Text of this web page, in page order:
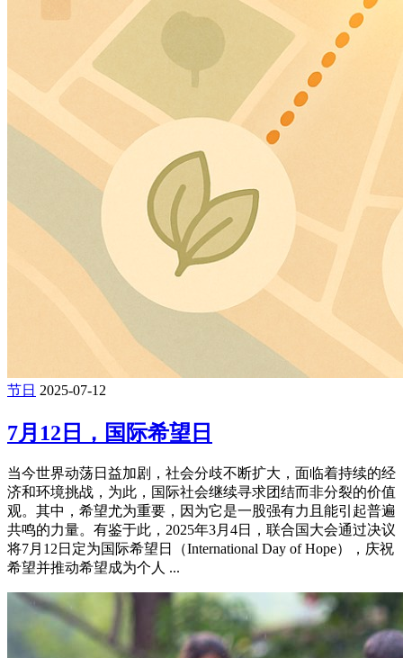
节日 2025-07-12
7月12日，国际希望日
当今世界动荡日益加剧，社会分歧不断扩大，面临着持续的经
济和环境挑战，为此，国际社会继续寻求团结而非分裂的价值
观。其中，希望尤为重要，因为它是一股强有力且能引起普遍
共鸣的力量。有鉴于此，2025年3月4日，联合国大会通过决议
将7月12日定为国际希望日（International Day of Hope），庆祝
希望并推动希望成为个人 ...